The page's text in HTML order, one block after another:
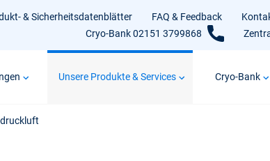
& Sicherheitsdatenblätter FAQ & Feedback
Cryo-Bank 02151 3799868
Unsere Produkte & Services Cryo-Bank